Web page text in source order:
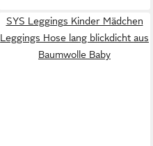
SYS Leggings Kinder Mädchen
Leggings Hose lang blickdicht aus
Baumwolle Baby